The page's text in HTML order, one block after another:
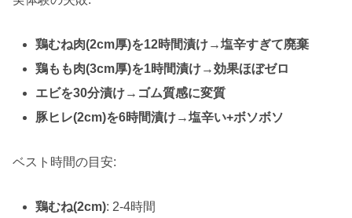
鶏むね肉(2cm厚)を12時間漬け→塩辛すぎて廃棄
鶏もも肉(3cm厚)を1時間漬け→効果ほぼゼロ
エビを30分漬け→ゴム質感に変質
豚ヒレ(2cm)を6時間漬け→塩辛い+ボソボソ
ベスト時間の目安:
鶏むね(2cm): 2-4時間